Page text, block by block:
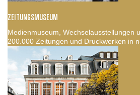
ZEITUNGSMUSEUM
Medienmuseum, Wechselausstellungen
200.000 Zeitungen und Druckwerken in